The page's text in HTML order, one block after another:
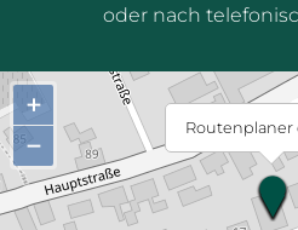
oder nach
Routenplaner
+
−